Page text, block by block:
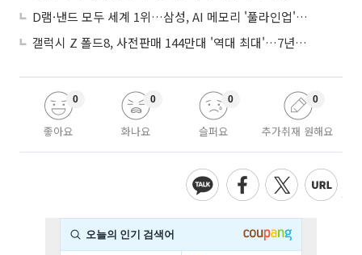
D램·낸드 모두 세계 1위…삼성, AI 메모리 '풀라인업'으로 승부
갤럭시 Z 폴드8, 사전판매 144만대 '역대 최대'…7년만에 갤노트10 기록 넘어
좋아요
0
화나요
0
슬퍼요
0
추가취재 원해요
0